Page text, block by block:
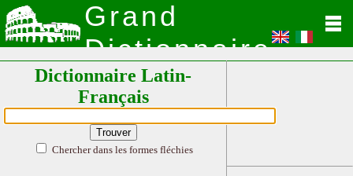
Grand
Dictionnaire
Latin
Dictionnaire Latin-
Français
Chercher dans les formes fléchies